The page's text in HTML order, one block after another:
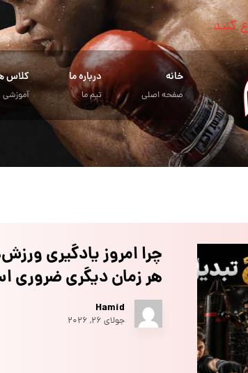
خانه
صفحه اصلی
درباره ما
تیم ما
کلاس
آموزشی
چرا امروز یادگیری
هر زمان دیگری ضروری
Hamid
جولای ۲۶, ۲۰۲۶